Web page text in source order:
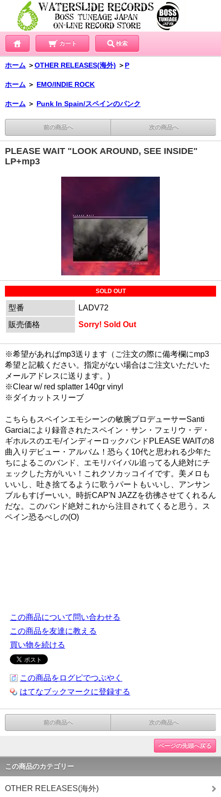
カート 検索
ホーム ＞OTHER RELEASES(海外) ＞ P
ホーム ＞ EMO/INDIE ROCK
ホーム ＞ Punk In Spain/スペインのパンク
前の商品へ 次の商品へ
PLEASE WAIT "LOOK AROUND, SEE INSIDE"
LP+mp3
SOLD OUT
型番
LADV72
販売価格
Sorry! Sold Out
※希望があればmp3送ります（ご注文の際に備考欄にmp3
希望と記載ください。指定がない場合はご注文いただいた
メールアドレスに送ります。)
※Clear w/ red splatter 140gr vinyl
※ダイカットスリーブ
こちらもスペインエモシーンの敏腕プロデューサーSanti
Garciaにより録音されたスペイン・サン・フェリウ・デ・
ギホルスのエモ/インディーロックバンドPLEASE WAITの8
曲入りデビュー・アルバム！恐らく10代と思われる少年た
ちによるこのバンド、エモリバイバル追ってる人絶対にチ
ェックした方がいい！これクソカッコイイです。美メロも
いいし、吐き捨てるように歌うパートもいいし、アンサン
ブルもすげーいい。時折CAP'N JAZZを彷彿させてくれるん
だな。このバンド絶対これから注目されてくると思う。ス
ペイン恐るべしの(O)
この商品について問い合わせる
この商品を友達に教える
買い物を続ける
この商品をログピでつぶやく
はてなブックマークに登録する
前の商品へ 次の商品へ
ページの先頭へ戻る
この商品のカテゴリー
OTHER RELEASES(海外)